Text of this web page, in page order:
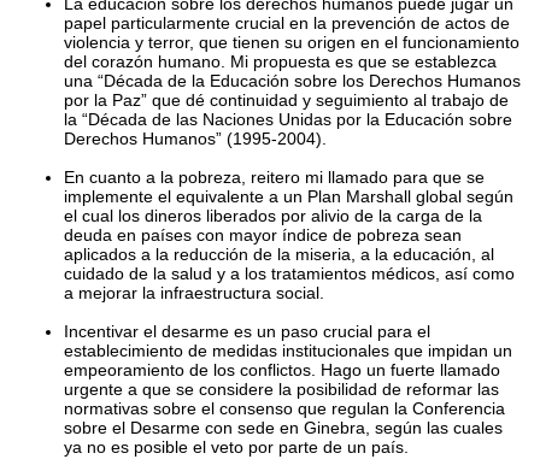
papel particularmente crucial en la prevención de actos de
violencia y terror, que tienen su origen en el funcionamiento
del corazón humano. Mi propuesta es que se establezca
una “Década de la Educación sobre los Derechos Humanos
por la Paz” que dé continuidad y seguimiento al trabajo de
la “Década de las Naciones Unidas por la Educación sobre
Derechos Humanos” (1995-2004).
En cuanto a la pobreza, reitero mi llamado para que se
implemente el equivalente a un Plan Marshall global según
el cual los dineros liberados por alivio de la carga de la
deuda en países con mayor índice de pobreza sean
aplicados a la reducción de la miseria, a la educación, al
cuidado de la salud y a los tratamientos médicos, así como
a mejorar la infraestructura social.
Incentivar el desarme es un paso crucial para el
establecimiento de medidas institucionales que impidan un
empeoramiento de los conflictos. Hago un fuerte llamado
urgente a que se considere la posibilidad de reformar las
normativas sobre el consenso que regulan la Conferencia
sobre el Desarme con sede en Ginebra, según las cuales
ya no es posible el veto por parte de un país.